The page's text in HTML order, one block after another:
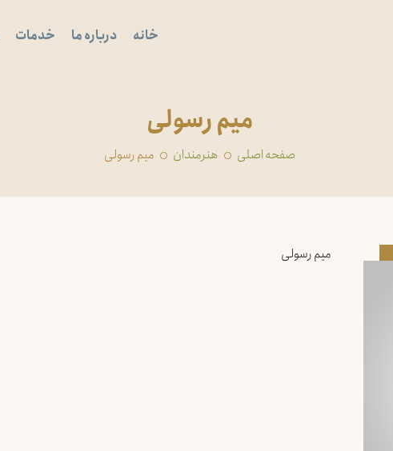
خانه درباره ما خدمات
میم رسولی
صفحه اصلی ‏هنرمندان میم رسولی
میم رسولی